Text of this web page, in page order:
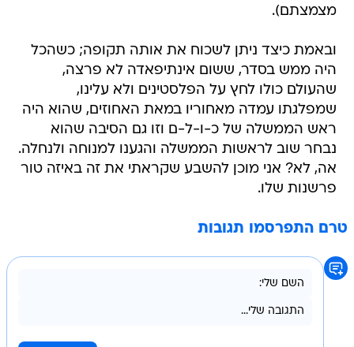
מצמצתם).
ובאמת כיצד ניתן לשכוח את אותה תקופה; כשהכל
היה ממש בסדר, ששום אינתיפאדה לא פרצה,
שהעולם כולו לחץ על הפלסטינים ולא עלינו,
שמפלגתו עמדה מאחוריו במאת האחוזים, שהוא היה
ראש הממשלה של כ-ו-ל-ם וזו גם הסיבה שהוא
נבחר שוב לראשות הממשלה והגענו למנוחה ולנחלה.
אה, לא? אני מוכן להשבע שקראתי את זה באיזה טור
פרשנות שלו.
טרם התפרסמו תגובות